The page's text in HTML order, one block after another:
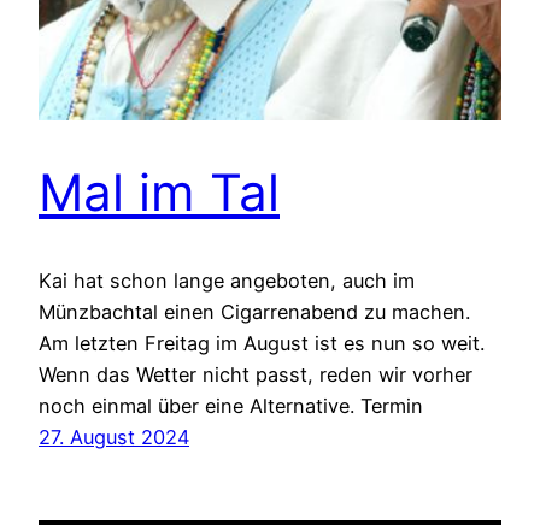
Mal im Tal
Kai hat schon lange angeboten, auch im
Münzbachtal einen Cigarrenabend zu machen.
Am letzten Freitag im August ist es nun so weit.
Wenn das Wetter nicht passt, reden wir vorher
noch einmal über eine Alternative. Termin
27. August 2024